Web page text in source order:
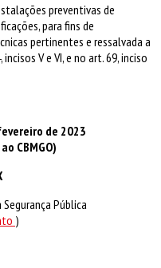
preventivas de
para fins de
pertinentes e ressalvada a
V e VI, e no art. 69, inciso
de 2023
CBMGO)
Pública
)